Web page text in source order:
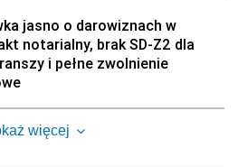
jasno o darowiznach w
notarialny, brak SD-Z2 dla
i pełne zwolnienie
więcej